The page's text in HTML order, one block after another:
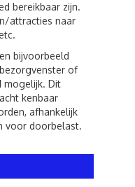
bereikbaar zijn.
attracties naar
bijvoorbeeld
of
mogelijk. Dit
kenbaar
afhankelijk
voor doorbelast.